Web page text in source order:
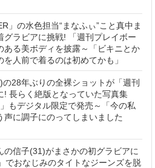
」の水色担当“まなふぃ”こと真中ま
グラビアに挑戦! 「週刊プレイボー
ある美ボディを披露～「ビキニとか
人前で着るのは初めてかも」
28年ぶりの全裸ショットが「週刊
! 長らく絶版となっていた写真集
」もデジタル限定で発売～「今の私
声に調子にのってしまいました
の信子(31)がまさかの初グラビアに
でおなじみのタイトなジーンズを脱